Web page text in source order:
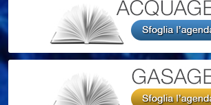
Marker
Mastici
Giunti
Giunti meccanici
Giunti universali
Tubi e accessori